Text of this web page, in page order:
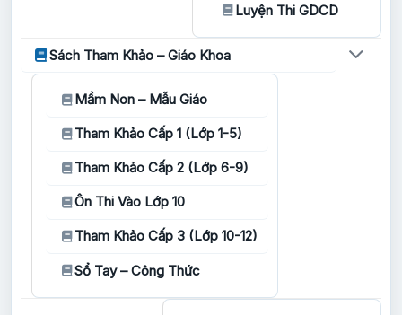
Luyện Thi GDCD
Sách Tham Khảo – Giáo Khoa
Mầm Non – Mẫu Giáo
Tham Khảo Cấp 1 (Lớp 1-5)
Tham Khảo Cấp 2 (Lớp 6-9)
Ôn Thi Vào Lớp 10
Tham Khảo Cấp 3 (Lớp 10-12)
Sổ Tay – Công Thức